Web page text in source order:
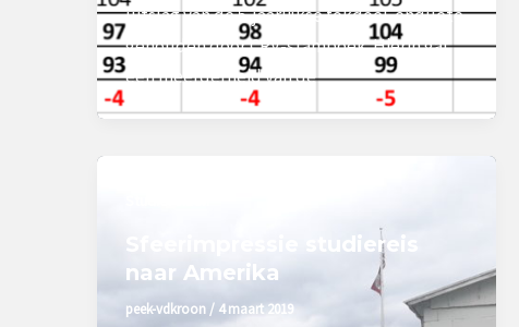
uitslag van de 5-jaarlijkse fokdoel-enquête
gehouden door CRV-stamboek. Hierin gaf
een meerderheid van de
Sfeerimpressie studiereis
naar Amerika
peek-vdkroon/ 4 maart 2019